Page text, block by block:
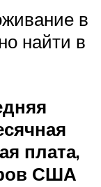
в
найти в
плата,
США